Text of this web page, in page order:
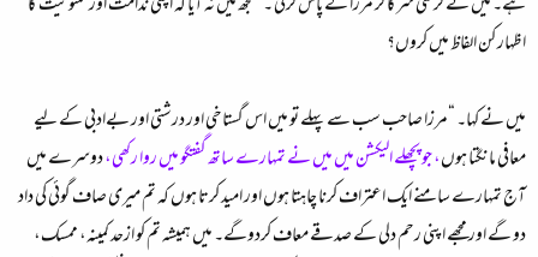
اظہار کن الفاظ میں کروں؟
میں نے کہا۔ “مرزا صاحب سب سے پہلے تو میں اس گستاخی اور درشتی اور بےادبی کے ليے
معافی مانگتا ہوں، جو پچھلے الیکشن میں میں نے تمہارے ساتھ گفتگو میں روا رکھی،دوسرے میں
آج تمہارے سامنے ایک اعتراف کرنا چاہتا ہوں اور امید کرتا ہوں کہ تم میری صاف گوئی کی داد
دو گے اور مجھے اپنی رحم دلی کے صدقے معاف کردوگے۔ میں ہمیشہ تم کو ازحد کمینہ، ممسک،